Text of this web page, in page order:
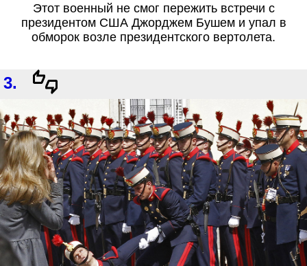
Этот военный не смог пережить встречи с
президентом США Джорджем Бушем и упал в
обморок возле президентского вертолета.
3.